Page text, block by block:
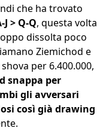
che ha trovato
J > Q-Q, questa volta
dissolta poco
Ziemichod e
per 6.400.000,
snappa per
gli avversari
così già drawing